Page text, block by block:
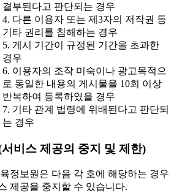
결부된다고 판단되는 경우
4. 다른 이용자 또는 제3자의 저작권 등
기타 권리를 침해하는 경우
5. 게시 기간이 규정된 기간을 초과한
경우
6. 이용자의 조작 미숙이나 광고목적으
로 동일한 내용의 게시물을 10회 이상
반복하여 등록하였을 경우
7. 기타 관계 법령에 위배된다고 판단되
는 경우
비스 제공의 중지 및 제한)
정보원은 다음 각 호에 해당하는 경우
제공을 중지할 수 있습니다.